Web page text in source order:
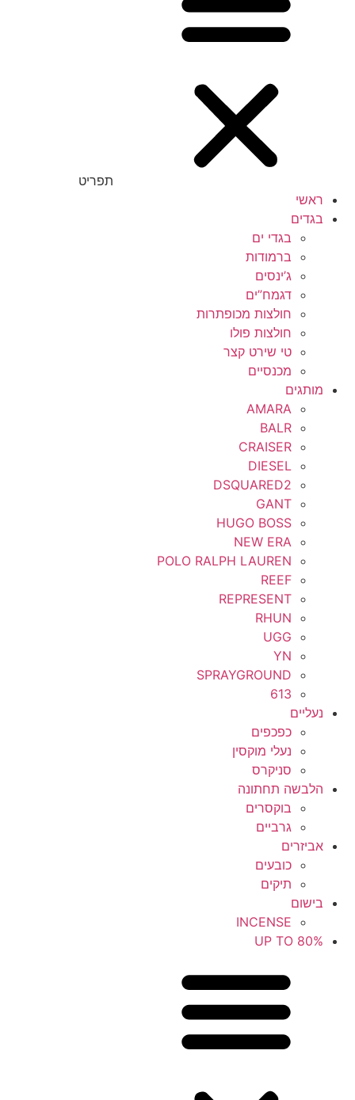
תפריט
ראשי
בגדים
בגדי ים
ברמודות
ג’ינסים
דגמח”ים
חולצות מכופתרות
חולצות פולו
טי שירט קצר
מכנסיים
מותגים
AMARA
BALR
CRAISER
DIESEL
DSQUARED2
GANT
HUGO BOSS
NEW ERA
POLO RALPH LAUREN
REEF
REPRESENT
RHUN
UGG
YN
SPRAYGROUND
613
נעליים
כפכפים
נעלי מוקסין
סניקרס
הלבשה תחתונה
בוקסרים
גרביים
אביזרים
כובעים
תיקים
בישום
INCENSE
UP TO 80%